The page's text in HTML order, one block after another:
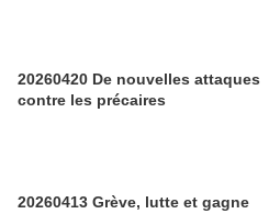
20260420 De nouvelles attaques
contre les précaires
20260413 Grève, lutte et gagne